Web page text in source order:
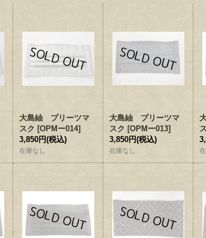
大島紬 プリーツマ
スク [OPMー014]
3,850円(税込)
在庫なし
大島紬 プリーツマ
スク [OPMー013]
3,850円(税込)
在庫なし